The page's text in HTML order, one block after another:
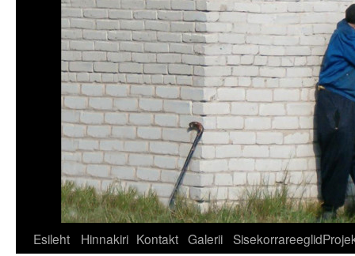
Esileht Hinnakiri Kontakt Galerii Sisekorrareeglid